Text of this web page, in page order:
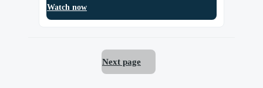
Watch now
Next page